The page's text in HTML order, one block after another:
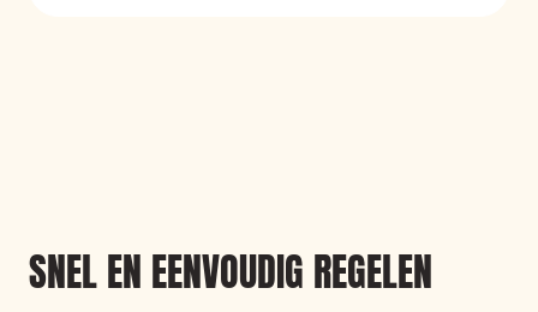
SNEL EN EENVOUDIG REGELEN